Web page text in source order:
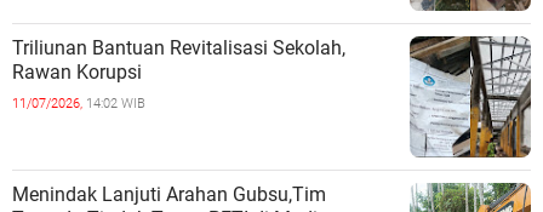
Triliunan Bantuan Revitalisasi Sekolah,
Rawan Korupsi
11/07/2026, 14:02 WIB
Menindak Lanjuti Arahan Gubsu,Tim